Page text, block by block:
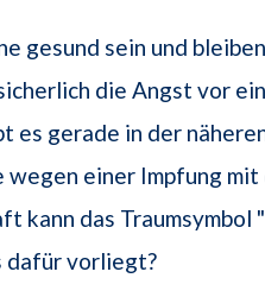
gesund sein und
die Angst vor
es gerade in der
einer Impfung mit
kann das Traumsymbol
dafür vorliegt?